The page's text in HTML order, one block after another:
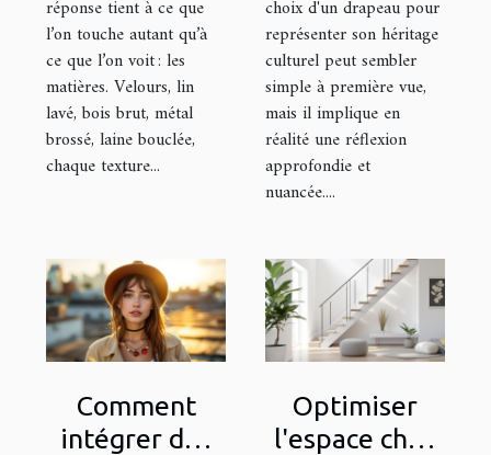
réponse tient à ce que
l’on touche autant qu’à
ce que l’on voit : les
matières. Velours, lin
lavé, bois brut, métal
brossé, laine bouclée,
chaque texture...
choix d'un drapeau pour
représenter son héritage
culturel peut sembler
simple à première vue,
mais il implique en
réalité une réflexion
approfondie et
nuancée....
Comment
intégrer des
Optimiser
l'espace chez